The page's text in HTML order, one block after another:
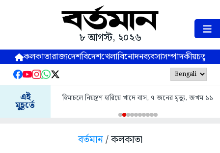
৮ আগস্ট, ২০২৬
কলকাতারাজ্যদেশবিদেশখেলাবিনোদনব্যবসাসম্পাদকীয়
এই
মুহূর্তে
হিমাচলে নিয়ন্ত্রণ হারিয়ে খাদে বাস, ৭ জনের মৃত্যু, জখম ১১
বর্তমান/ কলকাতা